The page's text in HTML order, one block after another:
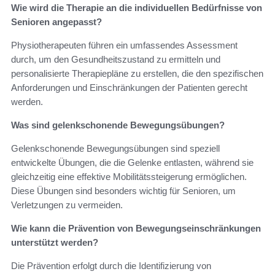
Wie wird die Therapie an die individuellen Bedürfnisse von
Senioren angepasst?
Physiotherapeuten führen ein umfassendes Assessment
durch, um den Gesundheitszustand zu ermitteln und
personalisierte Therapiepläne zu erstellen, die den spezifischen
Anforderungen und Einschränkungen der Patienten gerecht
werden.
Was sind gelenkschonende Bewegungsübungen?
Gelenkschonende Bewegungsübungen sind speziell
entwickelte Übungen, die die Gelenke entlasten, während sie
gleichzeitig eine effektive Mobilitätssteigerung ermöglichen.
Diese Übungen sind besonders wichtig für Senioren, um
Verletzungen zu vermeiden.
Wie kann die Prävention von Bewegungseinschränkungen
unterstützt werden?
Die Prävention erfolgt durch die Identifizierung von